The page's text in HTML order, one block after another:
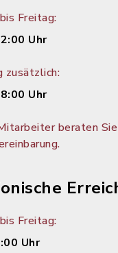
Freitag:
Uhr
zusätzlich:
Uhr
beraten Sie
Freitag:
Uhr